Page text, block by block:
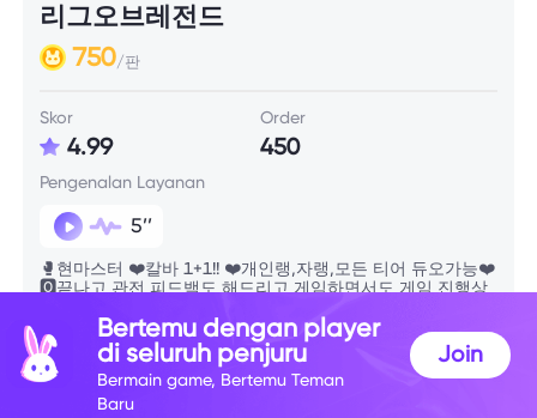
리그오브레전드
750/판
Skor
4.99
Order
450
Pengenalan Layanan
5’’
🥊현마스터 ❤️칼바 1+1!! ❤️개인랭,자랭,모든 티어 듀오가능❤️
🅾️끝나고 관전 피드백도 해드리고 게임하면서도 게임 진행상
Info Skill
Bertemu dengan player
di seluruh penjuru
Bermain game, Bertemu Teman
Baru
Join